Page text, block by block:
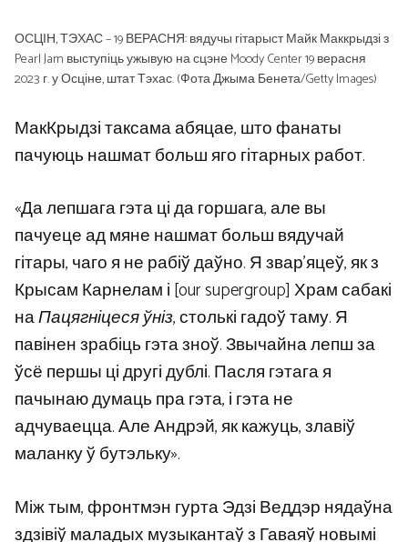
ОСЦІН, ТЭХАС – 19 ВЕРАСНЯ: вядучы гітарыст Майк Маккрыдзі з
Pearl Jam выступіць ужывую на сцэне Moody Center 19 верасня
2023 г. у Осціне, штат Тэхас. (Фота Джыма Бенета/Getty Images)
МакКрыдзі таксама абяцае, што фанаты
пачуюць нашмат больш яго гітарных работ.
«Да лепшага гэта ці да горшага, але вы
пачуеце ад мяне нашмат больш вядучай
гітары, чаго я не рабіў даўно. Я звар’яцеў, як з
Крысам Карнелам і [our supergroup] Храм сабакі
наПацягніцеся ўніз, столькі гадоў таму. Я
павінен зрабіць гэта зноў. Звычайна лепш за
ўсё першы ці другі дублі. Пасля гэтага я
пачынаю думаць пра гэта, і гэта не
адчуваецца. Але Андрэй, як кажуць, злавіў
маланку ў бутэльку».
Між тым, фронтмэн гурта Эдзі Веддэр нядаўна
здзівіў маладых музыкантаў з Гаваяў новымі